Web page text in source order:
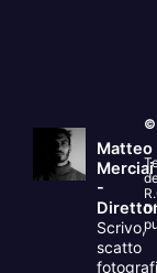
Matteo
Merciai
-
Scrivo,
scatto
©